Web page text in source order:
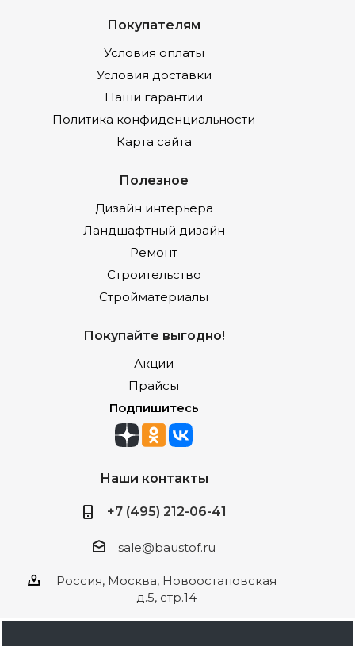
Покупателям
Условия оплаты
Условия доставки
Наши гарантии
Политика конфиденциальности
Карта сайта
Полезное
Дизайн интерьера
Ландшафтный дизайн
Ремонт
Строительство
Стройматериалы
Покупайте выгодно!
Акции
Прайсы
Подпишитесь
Наши контакты
+7 (495) 212-06-41
sale@baustof.ru
Россия, Москва, Новоостаповская
д.5, стр.14